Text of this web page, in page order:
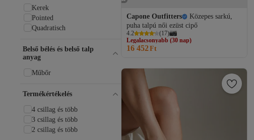
Capone Outfitters
Közepes sarkú,
puha talpú női ezüst cipő
4.2 (17)
Legalacsonyabb (30 nap)
Ingyenes szállítás
Legalacsonyabb (30 nap)
16 452Ft
StWenn
Tamer Tanca
Tommy Hilfiger
TrendyAnka
TUNAELLİ
Weynes
ZENNESHOES
Zerenyus
Ziya
Kerek
Pointed
Quadratisch
Belső bélés és belső talp
anyag
Műbőr
Termékértékelés
4 csillag és több
3 csillag és több
2 csillag és több